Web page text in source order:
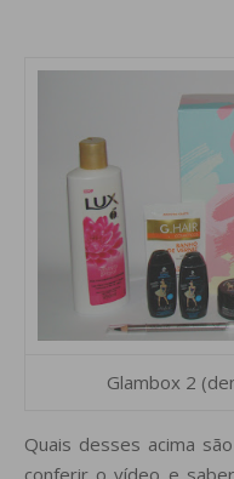
Glambox 2
Quais desses acima
conferir o vídeo e